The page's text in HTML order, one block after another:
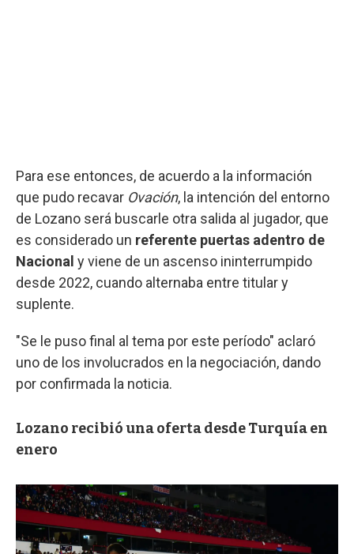
Para ese entonces, de acuerdo a la información
que pudo recavar Ovación, la intención del entorno
de Lozano será buscarle otra salida al jugador, que
es considerado un referente puertas adentro de
Nacional y viene de un ascenso ininterrumpido
desde 2022, cuando alternaba entre titular y
suplente.
"Se le puso final al tema por este período" aclaró
uno de los involucrados en la negociación, dando
por confirmada la noticia.
Lozano recibió una oferta desde Turquía en
enero